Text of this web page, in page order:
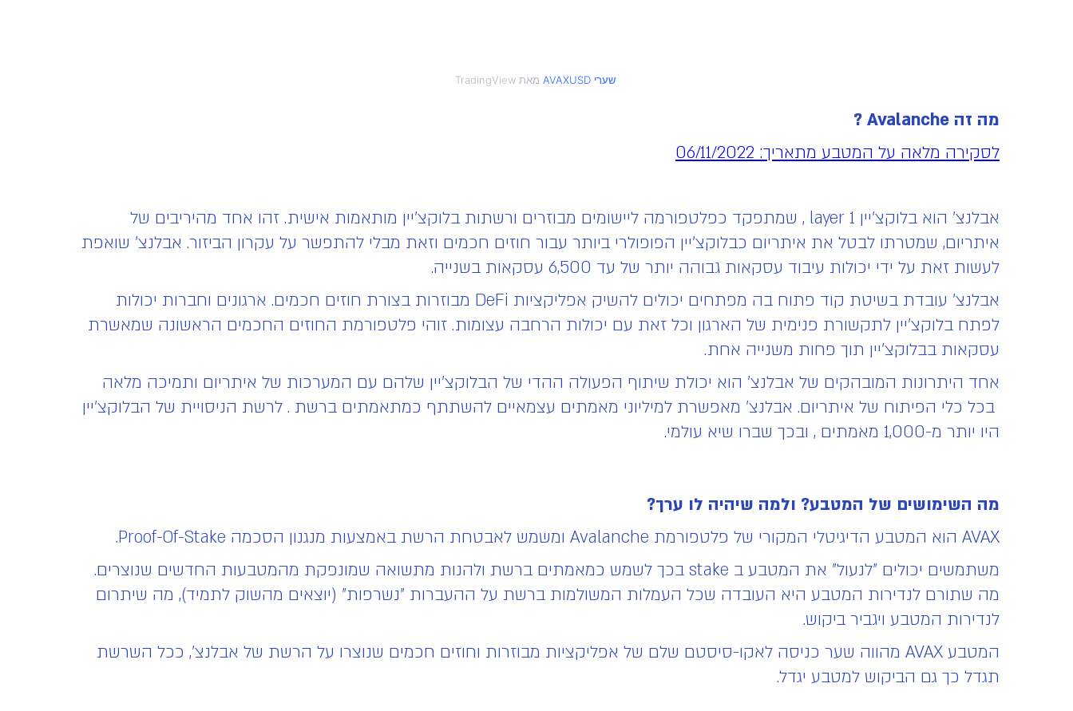
‎ מאת TradingView
מה זה Avalanche ?
לסקירה מלאה על המטבע מתאריך: 06/11/2022
אבלנצ' הוא בלוקצ'יין layer 1 , שמתפקד כפלטפורמה ליישומים מבוזרים ורשתות בלוקצ'יין מותאמות אישית. זהו אחד מהיריבים של
איתריום, שמטרתו לבטל את איתריום כבלוקצ'יין הפופולרי ביותר עבור חוזים חכמים וזאת מבלי להתפשר על עקרון הביזור. אבלנצ' שואפת
לעשות זאת על ידי יכולות עיבוד עסקאות גבוהה יותר של עד 6,500 עסקאות בשנייה.
אבלנצ' עובדת בשיטת קוד פתוח בה מפתחים יכולים להשיק אפליקציות DeFi מבוזרות בצורת חוזים חכמים. ארגונים וחברות יכולות
לפתח בלוקצ'יין לתקשורת פנימית של הארגון וכל זאת עם יכולות הרחבה עצומות. זוהי פלטפורמת החוזים החכמים הראשונה שמאשרת
עסקאות בבלוקצ'יין תוך פחות משנייה אחת.
אחד היתרונות המובהקים של אבלנצ' הוא יכולת שיתוף הפעולה ההדי של הבלוקצ'יין שלהם עם המערכות של איתריום ותמיכה מלאה
בכל כלי הפיתוח של איתריום. אבלנצ' מאפשרת למיליוני מאמתים עצמאיים להשתתף כמתאמתים ברשת . לרשת הניסויית של הבלוקצ'יין
היו יותר מ-1,000 מאמתים , ובכך שברו שיא עולמי.
מה השימושים של המטבע? ולמה שיהיה לו ערך?
AVAX הוא המטבע הדיגיטלי המקורי של פלטפורמת Avalanche ומשמש לאבטחת הרשת באמצעות מנגנון הסכמה Proof-Of-Stake.
משתמשים יכולים "לנעול" את המטבע ב stake בכך לשמש כמאמתים ברשת ולהנות מתשואה שמונפקת מהמטבעות החדשים שנוצרים.
מה שתורם לנדירות המטבע היא העובדה שכל העמלות המשולמות ברשת על ההעברות "נשרפות" (יוצאים מהשוק לתמיד), מה שיתרום
לנדירות המטבע ויגביר ביקוש.
המטבע AVAX מהווה שער כניסה לאקו-סיסטם שלם של אפליקציות מבוזרות וחוזים חכמים שנוצרו על הרשת של אבלנצ', ככל השרשת
תגדל כך גם הביקוש למטבע יגדל.